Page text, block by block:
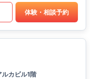
体験・相談予約
カビル1階